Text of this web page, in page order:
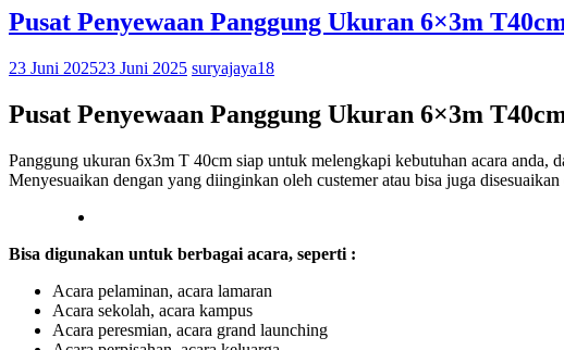
Pusat Penyewaan Panggung Ukuran 6×3m
23 Juni 202523 Juni 2025 suryajaya18
Pusat Penyewaan Panggung Ukuran 6×3m
Panggung ukuran 6x3m T 40cm siap untuk melengkapi kebutuhan acara anda,
Menyesuaikan dengan yang diinginkan oleh custemer atau bisa juga
Bisa digunakan untuk berbagai acara, seperti :
Acara pelaminan, acara lamaran
Acara sekolah, acara kampus
Acara peresmian, acara grand launching